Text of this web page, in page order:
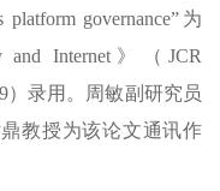
platform governance”为
and Internet》（ JCR
录用。 周敏副研究员
教授为该论文通讯作